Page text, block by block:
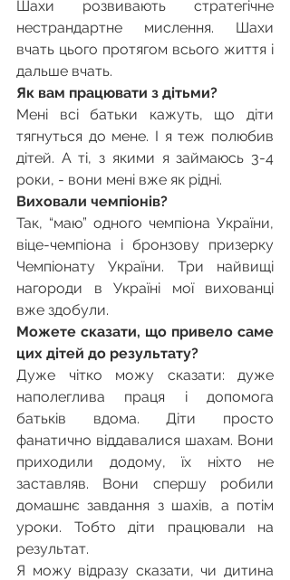
Шахи розвивають стратегічне
нестрандартне мислення. Шахи
вчать цього протягом всього життя і
дальше вчать.
Як вам працювати з дітьми?
Мені всі батьки кажуть, що діти
тягнуться до мене. І я теж полюбив
дітей. А ті, з якими я займаюсь 3-4
роки, - вони мені вже як рідні.
Виховали чемпіонів?
Так, “маю” одного чемпіона України,
віце-чемпіона і бронзову призерку
Чемпіонату України. Три найвищі
нагороди в Україні мої вихованці
вже здобули.
Можете сказати, що привело саме
цих дітей до результату?
Дуже чітко можу сказати: дуже
наполеглива праця і допомога
батьків вдома. Діти просто
фанатично віддавалися шахам. Вони
приходили додому, їх ніхто не
заставляв. Вони спершу робили
домашнє завдання з шахів, а потім
уроки. Тобто діти працювали на
результат.
Я можу відразу сказати, чи дитина